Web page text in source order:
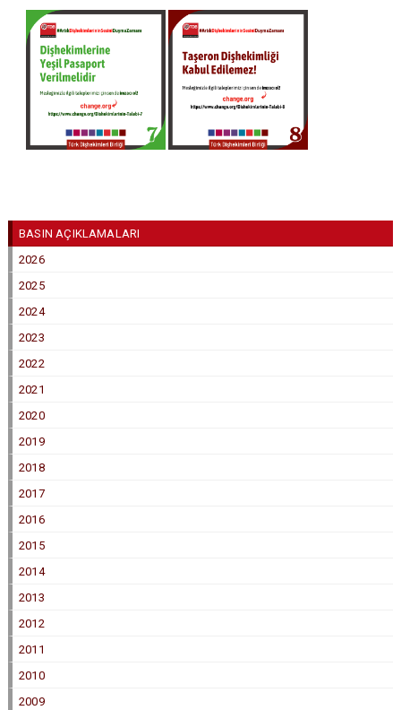
BASIN AÇIKLAMALARI
2026
2025
2024
2023
2022
2021
2020
2019
2018
2017
2016
2015
2014
2013
2012
2011
2010
2009